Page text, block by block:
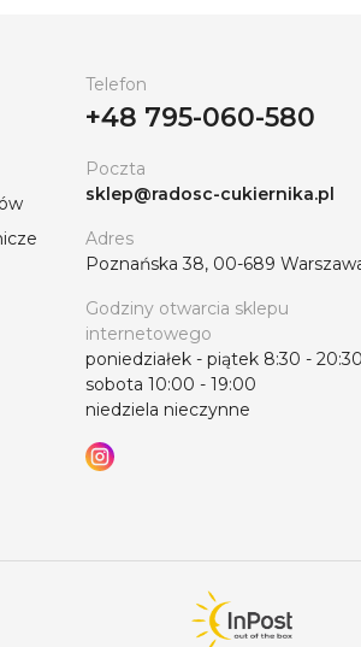
Telefon
+48 795-060-580
Poczta
sklep@radosc-cukiernika.pl
Adres
Poznańska 38, 00-689
Godziny otwarcia sklepu
internetowego
poniedziałek - piątek 8:30 - 20:30
sobota 10:00 - 19:00
niedziela nieczynne